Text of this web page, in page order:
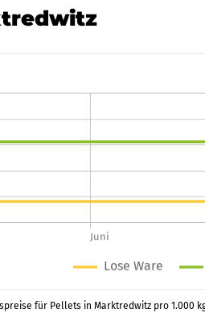
für Pellets in Marktredwitz pro 1.000